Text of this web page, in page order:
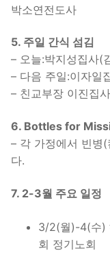
박소연전도사
5. 주일 간식 섬김
– 오늘:박지성집사(
– 다음 주일:이자일
– 친교부장 이진집
6. Bottles for
– 각 가정에서 빈병
다.
7. 2-3월 주요 일정
3/2(월)-4(수)
회 정기노회